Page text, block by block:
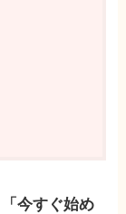
「今すぐ始め